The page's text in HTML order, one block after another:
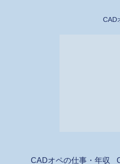
CAD
CADオペの仕事・年収